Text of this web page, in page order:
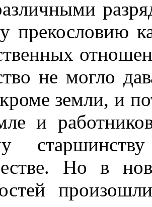
прекословию
не могло
земли, и
и
Но в